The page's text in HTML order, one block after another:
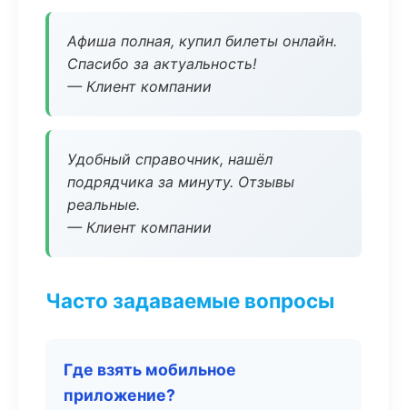
Афиша полная, купил билеты онлайн.
Спасибо за актуальность!
— Клиент компании
Удобный справочник, нашёл
подрядчика за минуту. Отзывы
реальные.
— Клиент компании
Часто задаваемые вопросы
Где взять мобильное
приложение?